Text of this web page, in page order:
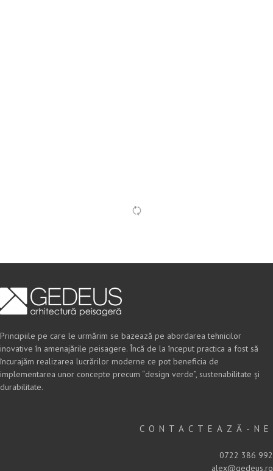
Principiile pe care le urmărim se bazează pe abordarea tehnicilor
inovative în amenajările peisagere. Încă de la început practica a fost să
încurajăm realizarea lucrărilor moderne ce pot beneficia de
implementarea unor concepte precum “design verde”, sustenabilitate și
durabilitate.
CONTACTEAZĂ-NE
0722 386 992
alex@gedeus.ro